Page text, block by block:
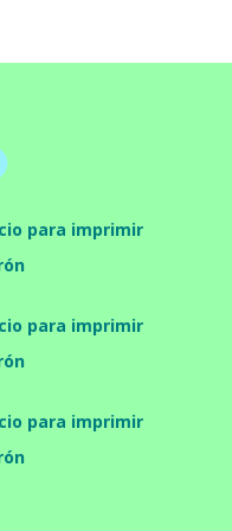
para imprimir
para imprimir
para imprimir